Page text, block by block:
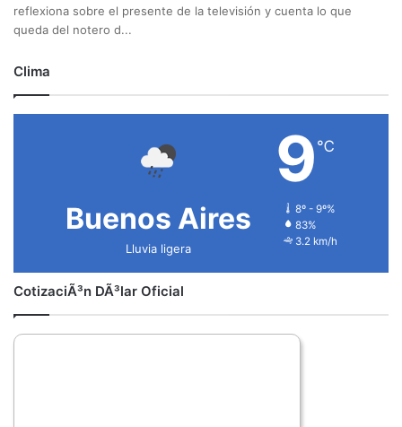
reflexiona sobre el presente de la televisión y cuenta lo que
queda del notero d...
Clima
Buenos Aires
Lluvia ligera
9 ℃
8º - 9º%
83%
3.2 km/h
CotizaciÃ³n DÃ³lar Oficial